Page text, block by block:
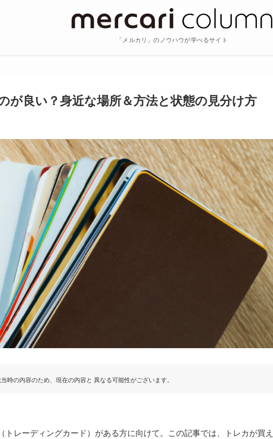
「メルカリ」のノウハウが学べるサイト
が良い？身近な場所＆方法と状態の見分け方
時の内容のため、現在の内容と 異なる可能性がございます。
トレーディングカード）がある方に向けて。この記事では、トレカが買え